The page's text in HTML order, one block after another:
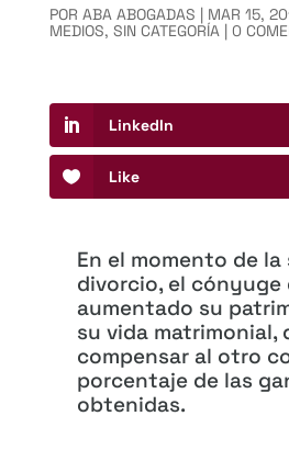
POR ABA ABOGADAS | MAR 15,
MEDIOS, SIN CATEGORÍA| 0
LinkedIn
Like
En el momento de
divorcio, el cónyuge
aumentado su
su vida matrimonial,
compensar al otro
porcentaje de las
obtenidas.